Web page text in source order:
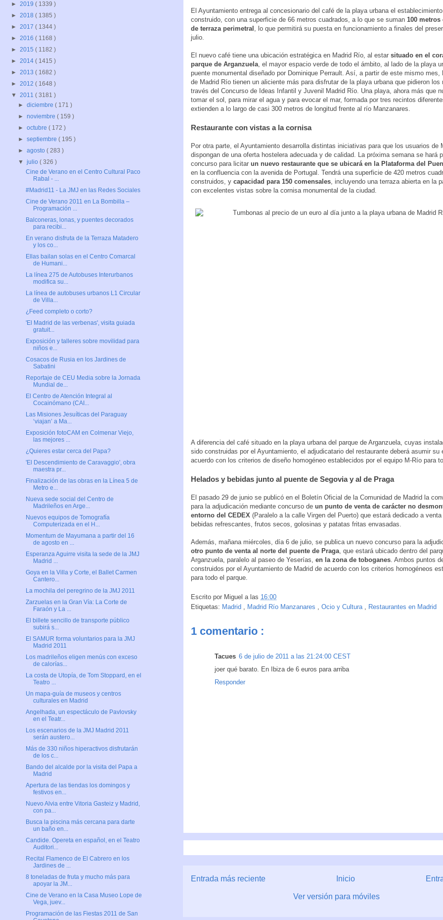
El Ayuntamiento entrega al concesionario del café de la playa urbana el
construido, con una superficie de 66 metros cuadrados, a lo que se suman 100 metros
de terraza perimetral , lo que permitirá su puesta en funcionamiento a finales del
julio.
El nuevo café tiene una ubicación estratégica en Madrid Río, al estar situado en el
parque de Arganzuela, el mayor espacio verde de todo el ámbito, al lado de la playa
puente monumental diseñado por Dominique Perrault. Así, a partir de este mismo mes,
de Madrid Río tienen un aliciente más para disfrutar de la playa urbana que pidieron los
través del Concurso de Ideas Infantil y Juvenil Madrid Río. Una playa, ahora más que
tomar el sol, para mirar el agua y para evocar el mar, formada por tres recintos
extienden a lo largo de casi 300 metros de longitud frente al río Manzanares.
Restaurante con vistas a la cornisa
Por otra parte, el Ayuntamiento desarrolla distintas iniciativas para que los usuarios de
dispongan de una oferta hostelera adecuada y de calidad. La próxima semana se hará
concurso para licitar un nuevo restaurante que se ubicará en la Plataforma del
en la confluencia con la avenida de Portugal. Tendrá una superficie de 420 metros
construidos, y capacidad para 150 comensales, incluyendo una terraza abierta en la
con excelentes vistas sobre la cornisa monumental de la ciudad.
A diferencia del café situado en la playa urbana del parque de Arganzuela, cuyas
sido construidas por el Ayuntamiento, el adjudicatario del restaurante deberá asumir su
acuerdo con los criterios de diseño homogéneo establecidos por el equipo M-Río para
Helados y bebidas junto al puente de Segovia y al de Praga
El pasado 29 de junio se publicó en el Boletín Oficial de la Comunidad de Madrid la
para la adjudicación mediante concurso de un punto de venta de carácter no
entorno del CEDEX (Paralelo a la calle Virgen del Puerto) que estará dedicado a
bebidas refrescantes, frutos secos, golosinas y patatas fritas envasadas.
Además, mañana miércoles, día 6 de julio, se publica un nuevo concurso para la
otro punto de venta al norte del puente de Praga, que estará ubicado dentro del
Arganzuela, paralelo al paseo de Yeserías, en la zona de toboganes. Ambos puntos
construidos por el Ayuntamiento de Madrid de acuerdo con los criterios homogéneos
para todo el parque.
Escrito por Miguel a las 16:00
Etiquetas: Madrid Madrid Río Manzanares Ocio y Cultura Restaurantes en Madrid
1 comentario :
Tacues 6 de julio de 2011 a las 21:24:00 CEST
joer qué barato. En Ibiza de 6 euros para arriba
Responder
Entrada más reciente Inicio
Ver versión para móviles
► 2019 ( 1339 )
► 2018 ( 1385 )
► 2017 ( 1344 )
► 2016 ( 1168 )
► 2015 ( 1182 )
► 2014 ( 1415 )
► 2013 ( 1682 )
► 2012 ( 1648 )
▼ 2011 ( 3181 )
►diciembre( 171 )
►noviembre( 159 )
►octubre( 172 )
►septiembre( 195 )
►agosto( 283 )
▼julio( 326 )
Cine de Verano en el Centro Cultural Paco
Rabal - ...
#Madrid11 - La JMJ en las Redes Sociales
Cine de Verano 2011 en La Bombilla –
Programación ...
Balconeras, lonas, y puentes decorados
para recibi...
En verano disfruta de la Terraza Matadero
y los co...
Ellas bailan solas en el Centro Comarcal
de Humani...
La línea 275 de Autobuses Interurbanos
modifica su...
La línea de autobuses urbanos L1 Circular
de Villa...
¿Feed completo o corto?
'El Madrid de las verbenas', visita guiada
gratuit...
Exposición y talleres sobre movilidad para
niños e...
Cosacos de Rusia en los Jardines de
Sabatini
Reportaje de CEU Media sobre la Jornada
Mundial de...
El Centro de Atención Integral al
Cocainómano (CAI...
Las Misiones Jesuíticas del Paraguay
‘viajan’ a Ma...
Exposición fotoCAM en Colmenar Viejo,
las mejores ...
¿Quieres estar cerca del Papa?
'El Descendimiento de Caravaggio', obra
maestra pr...
Finalización de las obras en la Línea 5 de
Metro e...
Nueva sede social del Centro de
Madrileños en Arge...
Nuevos equipos de Tomografía
Computerizada en el H...
Momentum de Mayumana a partir del 16
de agosto en ...
Esperanza Aguirre visita la sede de la JMJ
Madrid ...
Goya en la Villa y Corte, el Ballet Carmen
Cantero...
La mochila del peregrino de la JMJ 2011
Zarzuelas en la Gran Vía: La Corte de
Faraón y La ...
El billete sencillo de transporte público
subirá s...
El SAMUR forma voluntarios para la JMJ
Madrid 2011
Los madrileños eligen menús con exceso
de calorías...
La costa de Utopía, de Tom Stoppard, en el
Teatro ...
Un mapa-guía de museos y centros
culturales en Madrid
Angelhada, un espectáculo de Pavlovsky
en el Teatr...
Los escenarios de la JMJ Madrid 2011
serán austero...
Más de 330 niños hiperactivos disfrutarán
de los c...
Bando del alcalde por la visita del Papa a
Madrid
Apertura de las tiendas los domingos y
festivos en...
Nuevo Alvia entre Vitoria Gasteiz y Madrid,
con pa...
Busca la piscina más cercana para darte
un baño en...
Candide. Opereta en español, en el Teatro
Auditori...
Recital Flamenco de El Cabrero en los
Jardines de ...
8 toneladas de fruta y mucho más para
apoyar la JM...
Cine de Verano en la Casa Museo Lope de
Vega, juev...
Programación de las Fiestas 2011 de San